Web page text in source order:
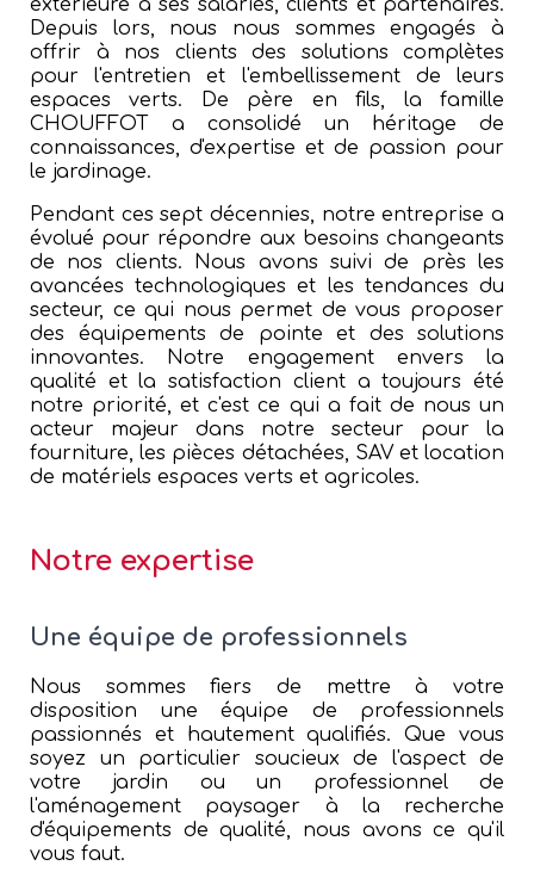
extérieure à ses salariés, clients et partenaires.
Depuis lors, nous nous sommes engagés à
offrir à nos clients des solutions complètes
pour l'entretien et l'embellissement de leurs
espaces verts. De père en fils, la famille
CHOUFFOT a consolidé un héritage de
connaissances, d'expertise et de passion pour
le jardinage.
Pendant ces sept décennies, notre entreprise a
évolué pour répondre aux besoins changeants
de nos clients. Nous avons suivi de près les
avancées technologiques et les tendances du
secteur, ce qui nous permet de vous proposer
des équipements de pointe et des solutions
innovantes. Notre engagement envers la
qualité et la satisfaction client a toujours été
notre priorité, et c'est ce qui a fait de nous un
acteur majeur dans notre secteur pour la
fourniture, les pièces détachées, SAV et location
de matériels espaces verts et agricoles.
Notre expertise
Une équipe de professionnels
Nous sommes fiers de mettre à votre
disposition une équipe de professionnels
passionnés et hautement qualifiés. Que vous
soyez un particulier soucieux de l'aspect de
votre jardin ou un professionnel de
l'aménagement paysager à la recherche
d'équipements de qualité, nous avons ce qu'il
vous faut.